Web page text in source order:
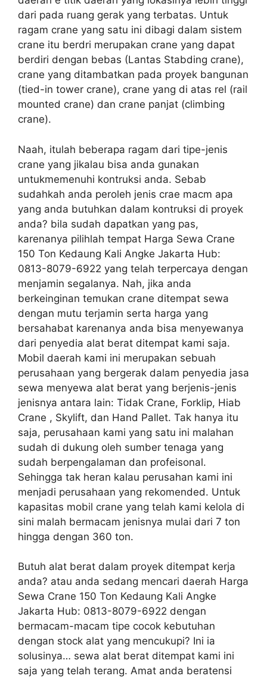
dari pada ruang gerak yang terbatas. Untuk
ragam crane yang satu ini dibagi dalam sistem
crane itu berdri merupakan crane yang dapat
berdiri dengan bebas (Lantas Stabding crane),
crane yang ditambatkan pada proyek bangunan
(tied-in tower crane), crane yang di atas rel (rail
mounted crane) dan crane panjat (climbing
crane).
Naah, itulah beberapa ragam dari tipe-jenis
crane yang jikalau bisa anda gunakan
untukmemenuhi kontruksi anda. Sebab
sudahkah anda peroleh jenis crae macm apa
yang anda butuhkan dalam kontruksi di proyek
anda? bila sudah dapatkan yang pas,
karenanya pilihlah tempat Harga Sewa Crane
150 Ton Kedaung Kali Angke Jakarta Hub:
0813-8079-6922 yang telah terpercaya dengan
menjamin segalanya. Nah, jika anda
berkeinginan temukan crane ditempat sewa
dengan mutu terjamin serta harga yang
bersahabat karenanya anda bisa menyewanya
dari penyedia alat berat ditempat kami saja.
Mobil daerah kami ini merupakan sebuah
perusahaan yang bergerak dalam penyedia jasa
sewa menyewa alat berat yang berjenis-jenis
jenisnya antara lain: Tidak Crane, Forklip, Hiab
Crane , Skylift, dan Hand Pallet. Tak hanya itu
saja, perusahaan kami yang satu ini malahan
sudah di dukung oleh sumber tenaga yang
sudah berpengalaman dan profeisonal.
Sehingga tak heran kalau perusahan kami ini
menjadi perusahaan yang rekomended. Untuk
kapasitas mobil crane yang telah kami kelola di
sini malah bermacam jenisnya mulai dari 7 ton
hingga dengan 360 ton.
Butuh alat berat dalam proyek ditempat kerja
anda? atau anda sedang mencari daerah Harga
Sewa Crane 150 Ton Kedaung Kali Angke
Jakarta Hub: 0813-8079-6922 dengan
bermacam-macam tipe cocok kebutuhan
dengan stock alat yang mencukupi? Ini ia
solusinya… sewa alat berat ditempat kami ini
saja yang telah terang. Amat anda beratensi